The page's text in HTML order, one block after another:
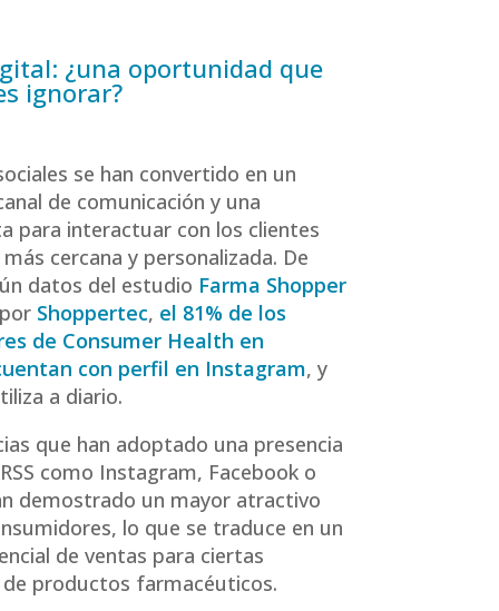
¿una oportunidad que
ignorar?
se han convertido en un
de comunicación y una
para interactuar con los clientes
cercana y personalizada. De
datos del estudio Farma Shopper
Shoppertec, el 81% de los
de Consumer Health en
con perfil en Instagram, y
a diario.
que han adoptado una presencia
como Instagram, Facebook o
demostrado un mayor atractivo
lo que se traduce en un
de ventas para ciertas
productos farmacéuticos.